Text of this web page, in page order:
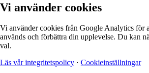
Vi använder cookies
Vi använder cookies från Google Analytics för
används och förbättra din upplevelse. Du kan
val.
Läs vår integritetspolicy · Cookieinställningar